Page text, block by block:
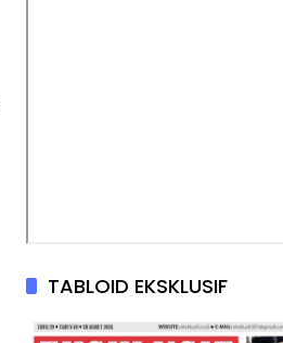
TABLOID EKSKLUSIF